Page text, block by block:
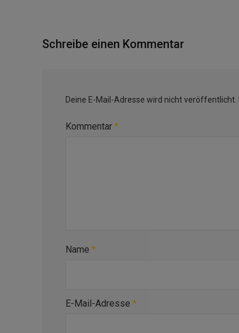
Schreibe einen Kommentar
Deine E-Mail-Adresse wird nicht veröffentlicht.
Kommentar *
Name *
E-Mail-Adresse *